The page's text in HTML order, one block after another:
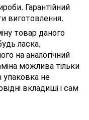
Гарантійний
виготовлення.
товар даного
ласка,
на аналогічний
можлива тільки
упаковка не
вкладиші і сам